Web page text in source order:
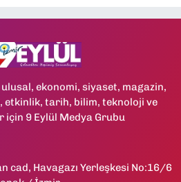
ekonomi, siyaset, magazin,
etkinlik, tarih, bilim, teknoloji ve
için 9 Eylül Medya Grubu
cad, Havagazı Yerleşkesi No:16/6